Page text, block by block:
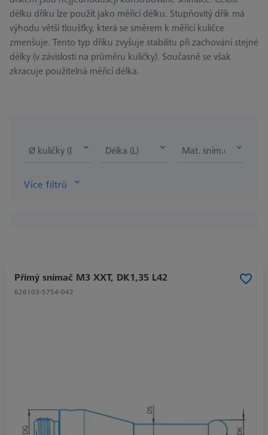
délku dříku lze použít jako měřicí délku. Stupňovitý dřík má
výhodu větší tloušťky, která se směrem k měřicí kuličce
zmenšuje. Tento typ dříku zvyšuje stabilitu při zachování stejné
délky (v závislosti na průměru kuličky). Současně se však
zkracuje použitelná měřicí délka.
Ø kuličky (DK) Délka (L) Mat. sním.elementu
Více filtrů
Přímý snímač M3 XXT, DK1,35 L42
626103-5754-042